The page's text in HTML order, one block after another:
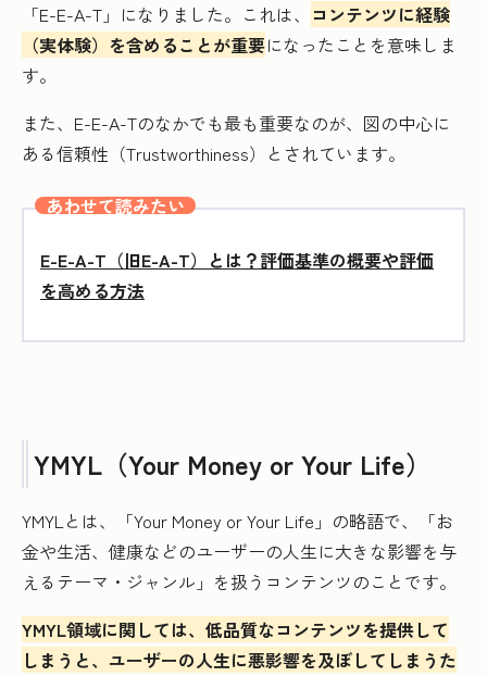
「E-E-A-T」になりました。これは、 コンテンツに経験
（実体験）を含めることが重要になったことを意味しま
す。
また、E-E-A-Tのなかでも最も重要なのが、図の中心に
ある信頼性（Trustworthiness）とされています。
あわせて読みたい
E-E-A-T（旧E-A-T）とは？評価基準の概要や評価
を高める方法
YMYL（Your Money or Your Life）
YMYLとは、「Your Money or Your Life」の略語で、「お
金や生活、健康などのユーザーの人生に大きな影響を与
えるテーマ・ジャンル」を扱うコンテンツのことです。
YMYL領域に関しては、低品質なコンテンツを提供して
しまうと、ユーザーの人生に悪影響を及ぼしてしまうた